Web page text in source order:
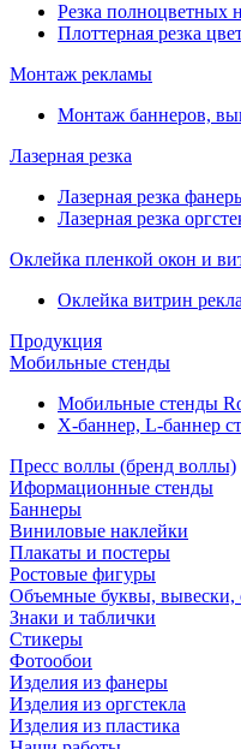
Резка полноцветных
Плоттерная резка
Монтаж рекламы
Монтаж баннеров,
Лазерная резка
Лазерная резка
Лазерная резка
Оклейка пленкой окон и
Оклейка витрин
Продукция
Мобильные стенды
Мобильные стенды
Х-баннер, L-баннер
Пресс воллы (бренд воллы)
Иформационные стенды
Баннеры
Виниловые наклейки
Плакаты и постеры
Ростовые фигуры
Объемные буквы, вывески,
Знаки и таблички
Стикеры
Фотообои
Изделия из фанеры
Изделия из оргстекла
Изделия из пластика